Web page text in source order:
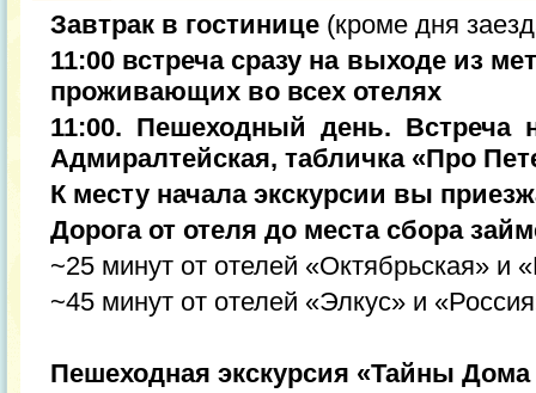
Завтрак в гостинице (кроме дня
11:00 встреча сразу на выходе из
проживающих во всех отелях
11:00. Пешеходный день. Встреча
Адмиралтейская, табличка «Про
К месту начала экскурсии вы
Дорога от отеля до места сбора
~25 минут от отелей «Октябрьская» и
~45 минут от отелей «Элкус» и
Пешеходная экскурсия «Тайны